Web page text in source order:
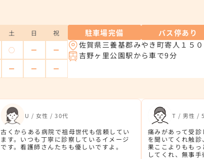
土 日 祝
◯ ー ー
ー ー ー
駐車場完備 バス停あり
佐賀県三養基郡みやき町寄人１５
吉野ヶ里公園駅から車で9分
U / 女性 / 30代
古くからある病院で祖母世代も信頼してい
ます。いつも丁寧に診察しているイメージ
です。看護師さんたちも優しいですよ。
T / 男性 /
痛みがあって受
を聞いてくれ触
果ここよりもも
してくれ、無事手